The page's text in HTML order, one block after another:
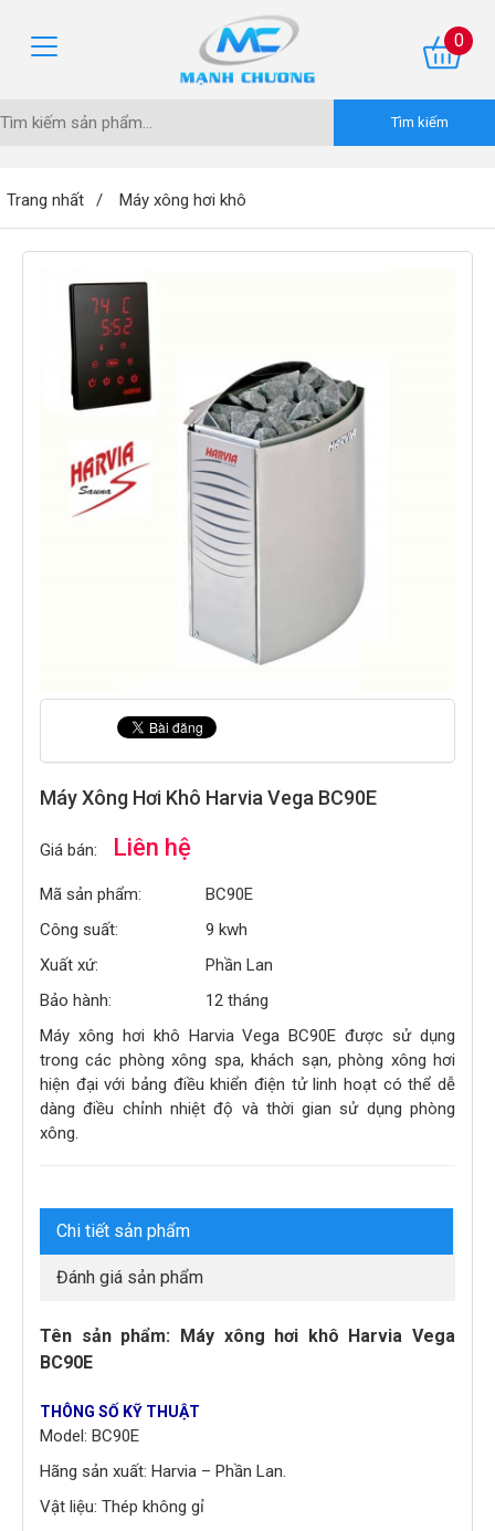
0
Trang nhất Máy xông hơi khô
Máy Xông Hơi Khô Harvia Vega BC90E
Giá bán: Liên hệ
Mã sản phẩm:
BC90E
Công suất:
9 kwh
Xuất xứ:
Phần Lan
Bảo hành:
12 tháng
Máy xông hơi khô Harvia Vega BC90E được sử dụng
trong các phòng xông spa, khách sạn, phòng xông hơi
hiện đại với bảng điều khiển điện tử linh hoạt có thể dễ
dàng điều chỉnh nhiệt độ và thời gian sử dụng phòng
xông.
Chi tiết sản phẩm
Đánh giá sản phẩm
Tên sản phẩm: Máy xông hơi khô Harvia Vega
BC90E
THÔNG SỐ KỸ THUẬT
Model: BC90E
Hãng sản xuất: Harvia – Phần Lan.
Vật liệu: Thép không gỉ